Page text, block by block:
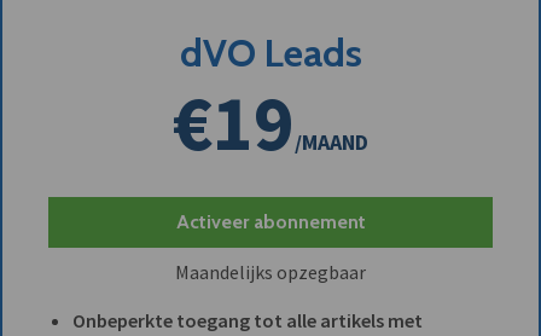
dVO Leads
€19/MAAND
Activeer abonnement
Maandelijks opzegbaar
Onbeperkte toegang tot alle artikels met